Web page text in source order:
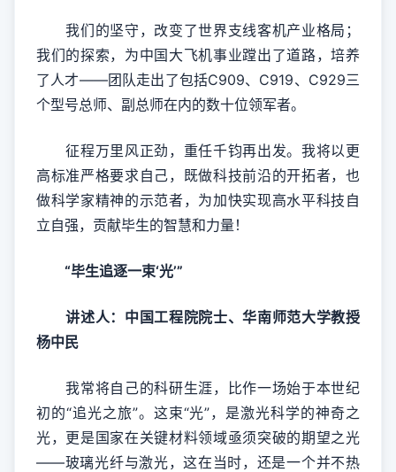
我们的坚守，改变了世界支线客机产业格局；
我们的探索，为中国大飞机事业蹚出了道路，培养
了人才——团队走出了包括C909、C919、C929三
个型号总师、副总师在内的数十位领军者。
征程万里风正劲，重任千钧再出发。我将以更
高标准严格要求自己，既做科技前沿的开拓者，也
做科学家精神的示范者，为加快实现高水平科技自
立自强，贡献毕生的智慧和力量！
“毕生追逐一束‘光’”
讲述人：中国工程院院士、华南师范大学教授
杨中民
我常将自己的科研生涯，比作一场始于本世纪
初的“追光之旅”。这束“光”，是激光科学的神奇之
光，更是国家在关键材料领域亟须突破的期望之光
——玻璃光纤与激光，这在当时，还是一个并不热